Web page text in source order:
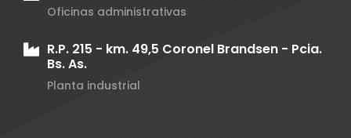
Oficinas administrativas
R.P. 215 - km. 49,5 Coronel Brandsen - Pcia.
Bs. As.
Planta industrial